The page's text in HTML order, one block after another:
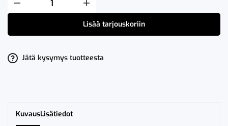
Fristads
Stretch
4905
Lisää tarjouskoriin
Jätä kysymys tuotteesta
KuvausLisätiedot